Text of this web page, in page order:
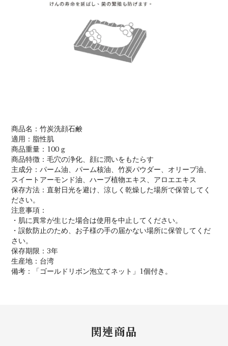
商品名：竹炭洗顔石鹸
適用：脂性肌
商品重量：100 g
商品特徴：毛穴の浄化、顔に潤いをもたらす
主成分：パーム油、パーム核油、竹炭パウダー、オリーブ油、
スイートアーモンド油、ハーブ植物エキス、アロエエキス
保存方法：直射日光を避け、涼しく乾燥した場所で保管してく
ださい。
注意事項：
・肌に異常が生じた場合は使用を中止してください。
・誤飲防止のため、お子様の手の届かない場所に保管してくだ
さい。
保存期限：3年
生産地：台湾
備考：「ゴールドリボン泡立てネット」1個付き。
関連商品